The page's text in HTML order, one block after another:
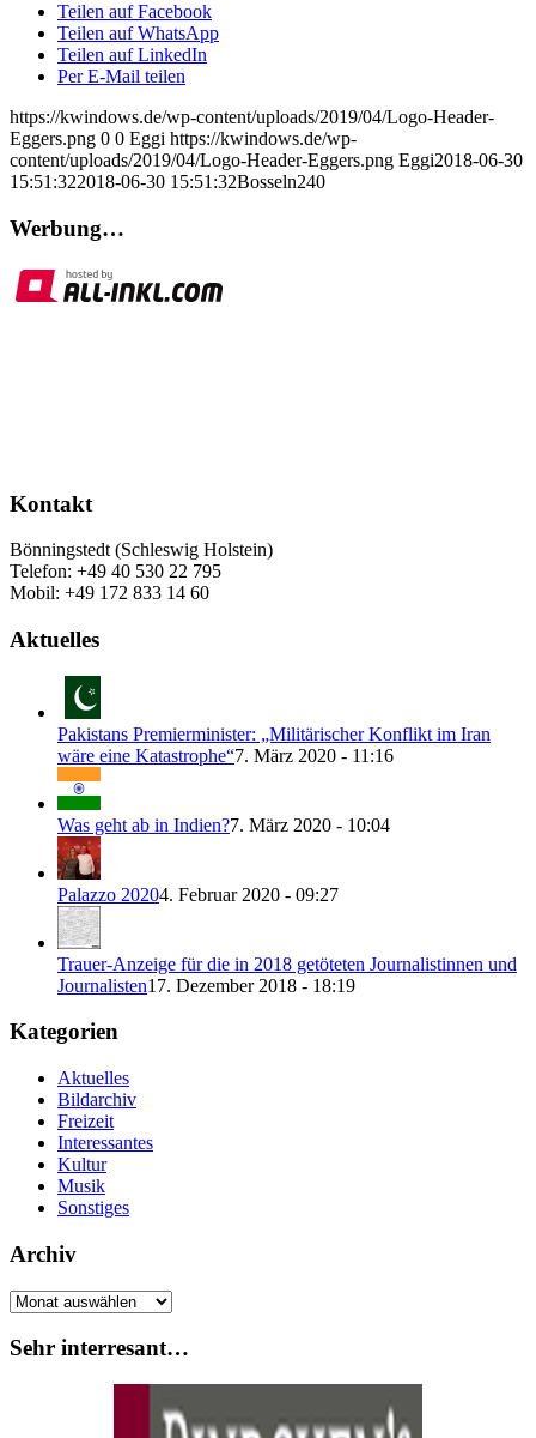
Teilen auf Facebook
Teilen auf WhatsApp
Teilen auf LinkedIn
Per E-Mail teilen
https://kwindows.de/wp-content/uploads/2019/04/Logo-Header-
Eggers.png 0 0 Eggi https://kwindows.de/wp-
content/uploads/2019/04/Logo-Header-Eggers.png Eggi2018-06-30
15:51:322018-06-30 15:51:32Bosseln240
Werbung…
Kontakt
Bönningstedt (Schleswig Holstein)
Telefon: +49 40 530 22 795
Mobil: +49 172 833 14 60
Aktuelles
Pakistans Premierminister: „Militärischer Konflikt im Iran
wäre eine Katastrophe“7. März 2020 - 11:16
Was geht ab in Indien?7. März 2020 - 10:04
Palazzo 20204. Februar 2020 - 09:27
Trauer-Anzeige für die in 2018 getöteten Journalistinnen und
Journalisten17. Dezember 2018 - 18:19
Kategorien
Aktuelles
Bildarchiv
Freizeit
Interessantes
Kultur
Musik
Sonstiges
Archiv
Archiv
Sehr interresant…